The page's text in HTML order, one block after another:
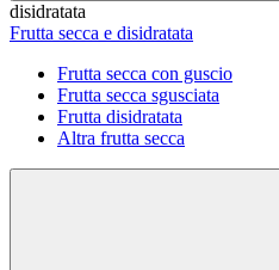
disidratata
Frutta secca e disidratata
Frutta secca con guscio
Frutta secca sgusciata
Frutta disidratata
Altra frutta secca